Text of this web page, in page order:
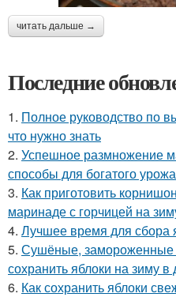
читать дальше →
Последние
1. Полное руководство по
что нужно знать
2. Успешное размножение
способы для богатого
3. Как приготовить
маринаде с горчицей на
4. Лучшее время для сбора
5. Сушёные, замороженные
сохранить яблоки на зиму
6. Как сохранить яблоки